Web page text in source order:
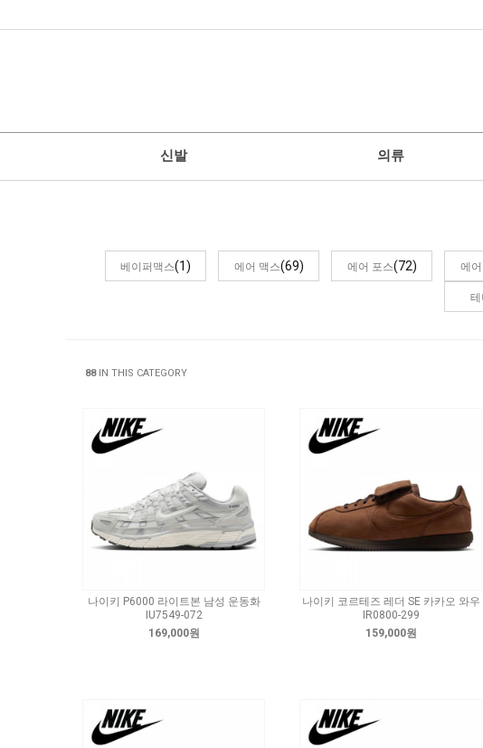
신발 의류
베이퍼맥스(1) 에어 맥스(69) 에어 포스(72) 에
테
88IN THIS CATEGORY
나이키 P6000 라이트본 남성 운동화
IU7549-072
169,000원
나이키 코르테즈 레더 SE 카카오 와우
IR0800-299
159,000원